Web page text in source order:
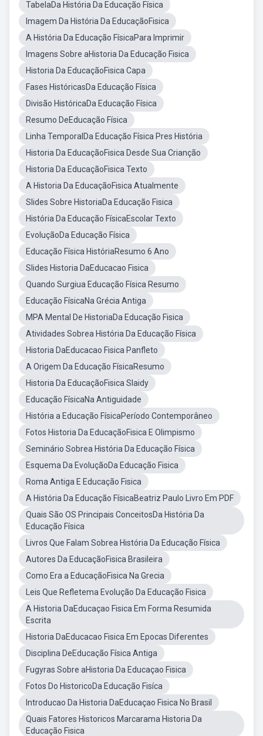
TabelaDa História Da Educação Física
Imagem Da História Da EducaçãoFisica
A História Da Educação FísicaPara Imprimir
Imagens Sobre aHistoria Da Educação Fisica
Historia Da EducaçãoFisica Capa
Fases HistóricasDa Educação Física
Divisão HistóricaDa Educação Física
Resumo DeEducação Física
Linha TemporalDa Educação Física Pres História
Historia Da EducaçãoFisica Desde Sua Crianção
Historia Da EducaçãoFisica Texto
A Historia Da EducaçãoFisica Atualmente
Slides Sobre HistoriaDa Educação Fisica
História Da Educação FísicaEscolar Texto
EvoluçãoDa Educação Física
Educação Física HistóriaResumo 6 Ano
Slides Historia DaEducacao Fisica
Quando Surgiua Educação Física Resumo
Educação FísicaNa Grécia Antiga
MPA Mental De HistoriaDa Educação Fisica
Atividades Sobrea História Da Educação Física
Historia DaEducacao Fisica Panfleto
A Origem Da Educação FísicaResumo
Historia Da EducaçãoFisica Slaidy
Educação FísicaNa Antiguidade
História a Educação FísicaPeríodo Contemporâneo
Fotos Historia Da EducaçãoFisica E Olimpismo
Seminário Sobrea História Da Educação Física
Esquema Da EvoluçãoDa Educação Fisica
Roma Antiga E Educação Fisica
A História Da Educação FísicaBeatriz Paulo Livro Em PDF
Quais São OS Principais ConceitosDa História Da
Educação Física
Livros Que Falam Sobrea História Da Educação Física
Autores Da EducaçãoFisica Brasileira
Como Era a EducaçãoFisica Na Grecia
Leis Que Refletema Evolução Da Educação Fisica
A Historia DaEducaçao Fisica Em Forma Resumida
Escrita
Historia DaEducacao Fisica Em Epocas Diferentes
Disciplina DeEducação Física Antiga
Fugyras Sobre aHistoria Da Educaçao Fisica
Fotos Do HistoricoDa Educação Fisíca
Introducao Da Historia DaEducaçao Fisica No Brasil
Quais Fatores Historicos Marcarama Historia Da
Educação Fisica